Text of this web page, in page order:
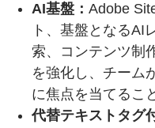
AI基盤： Adobe
ト、基盤となるAI
索、コンテンツ制
を強化し、チーム
に焦点を当てるこ
代替テキストタグ